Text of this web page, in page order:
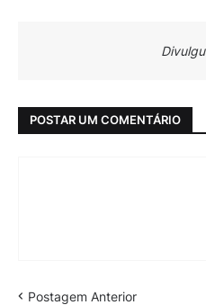
POSTAR UM COMENTÁRIO
Postagem Anterior